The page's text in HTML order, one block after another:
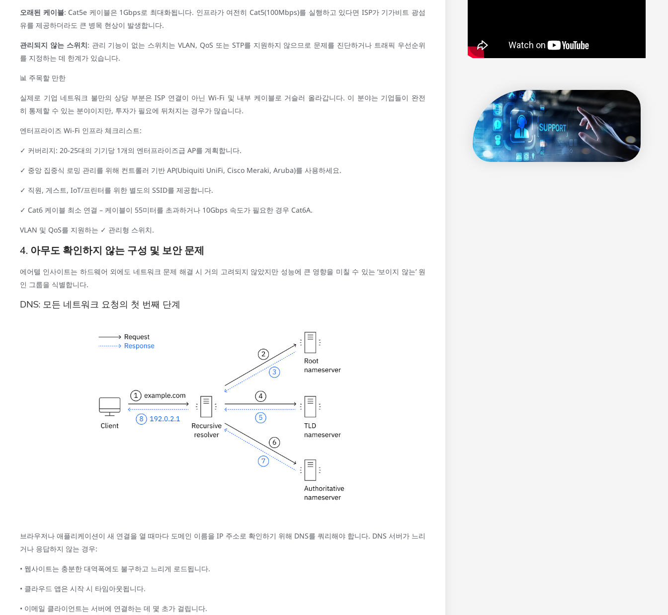
오래된 케이블: Cat5e 케이블은 1Gbps로 최대화됩니다. 인프라가 여전히 Cat5(100Mbps)를 실행하고 있다면 ISP가 기가비트 광섬
유를 제공하더라도 큰 병목 현상이 발생합니다.
관리되지 않는 스위치: 관리 기능이 없는 스위치는 VLAN, QoS 또는 STP를 지원하지 않으므로 문제를 진단하거나 트래픽 우선순위
를 지정하는 데 한계가 있습니다.
📊 주목할 만한
실제로 기업 네트워크 불만의 상당 부분은 ISP 연결이 아닌 Wi-Fi 및 내부 케이블로 거슬러 올라갑니다. 이 분야는 기업들이 완전
히 통제할 수 있는 분야이지만, 투자가 필요에 뒤처지는 경우가 많습니다.
엔터프라이즈 Wi-Fi 인프라 체크리스트:
✓ 커버리지: 20-25대의 기기당 1개의 엔터프라이즈급 AP를 계획합니다.
✓ 중앙 집중식 로밍 관리를 위해 컨트롤러 기반 AP(Ubiquiti UniFi, Cisco Meraki, Aruba)를 사용하세요.
✓ 직원, 게스트, IoT/프린터를 위한 별도의 SSID를 제공합니다.
✓ Cat6 케이블 최소 연결 – 케이블이 55미터를 초과하거나 10Gbps 속도가 필요한 경우 Cat6A.
VLAN 및 QoS를 지원하는 ✓ 관리형 스위치.
4. 아무도 확인하지 않는 구성 및 보안 문제
에어텔 인사이트는 하드웨어 외에도 네트워크 문제 해결 시 거의 고려되지 않았지만 성능에 큰 영향을 미칠 수 있는 ‘보이지 않는’ 원
인 그룹을 식별합니다.
DNS: 모든 네트워크 요청의 첫 번째 단계
브라우저나 애플리케이션이 새 연결을 열 때마다 도메인 이름을 IP 주소로 확인하기 위해 DNS를 쿼리해야 합니다. DNS 서버가 느리
거나 응답하지 않는 경우:
• 웹사이트는 충분한 대역폭에도 불구하고 느리게 로드됩니다.
• 클라우드 앱은 시작 시 타임아웃됩니다.
• 이메일 클라이언트는 서버에 연결하는 데 몇 초가 걸립니다.